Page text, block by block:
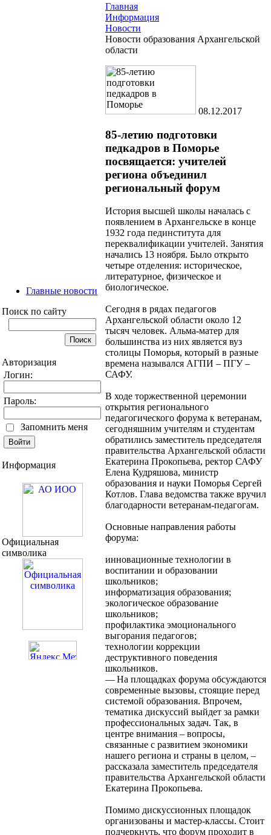
Главные новости
Поиск по сайту
Авторизация
Логин:
Пароль:
Запомнить меня
Информация
Официальная
символика
Главная
Информация
Новости
Новости образования Архангельской
области
08.12.2017
85-летию подготовки
педкадров в Поморье
посвящается: учителей
региона объединил
региональный форум
История высшей школы началась с
появлением в Архангельске в конце
1932 года пединститута для
переквалификации учителей. Занятия
начались 13 ноября. Было открыто
четыре отделения: историческое,
литературное, физическое и
биологическое.
Сегодня в рядах педагогов
Архангельской области около 12
тысяч человек. Альма-матер для
большинства из них является вуз
столицы Поморья, который в разные
времена назывался АГПИ – ПГУ –
САФУ.
В ходе торжественной церемонии
открытия регионального
педагогического форума к ветеранам,
сегодняшним учителям и студентам
обратились заместитель председателя
правительства Архангельской области
Екатерина Прокопьева, ректор САФУ
Елена Кудряшова, министр
образования и науки Поморья Сергей
Котлов. Глава ведомства также вручил
благодарности ветеранам-педагогам.
Основные направления работы
форума:
инновационные технологии в
воспитании и образовании
школьников;
информатизация образования;
экологическое образование
школьников;
профилактика эмоционального
выгорания педагогов;
технологии коррекции
деструктивного поведения
школьников.
— На площадках форума обсуждаются
современные вызовы, стоящие перед
системой образования. Впрочем,
тематика дискуссий выйдет за рамки
профессиональных задач. Так, в
центре внимания – вопросы,
связанные с развитием экономики
нашего региона и страны в целом, –
рассказала заместитель председателя
правительства Архангельской области
Екатерина Прокопьева.
Помимо дискуссионных площадок
организованы и мастер-классы. Стоит
подчеркнуть, что форум проходит в